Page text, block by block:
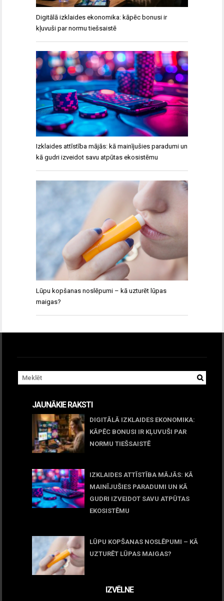
Digitālā izklaides ekonomika: kāpēc bonusi ir
kļuvuši par normu tiešsaistē
Izklaides attīstība mājās: kā mainījušies paradumi un
kā gudri izveidot savu atpūtas ekosistēmu
Lūpu kopšanas noslēpumi – kā uzturēt lūpas
maigas?
JAUNĀKIE RAKSTI
DIGITĀLĀ IZKLAIDES EKONOMIKA:
KĀPĒC BONUSI IR KĻUVUŠI PAR
NORMU TIEŠSAISTĒ
IZKLAIDES ATTĪSTĪBA MĀJĀS: KĀ
MAINĪJUŠIES PARADUMI UN KĀ
GUDRI IZVEIDOT SAVU ATPŪTAS
EKOSISTĒMU
LŪPU KOPŠANAS NOSLĒPUMI – KĀ
UZTURĒT LŪPAS MAIGAS?
IZVĒLNE